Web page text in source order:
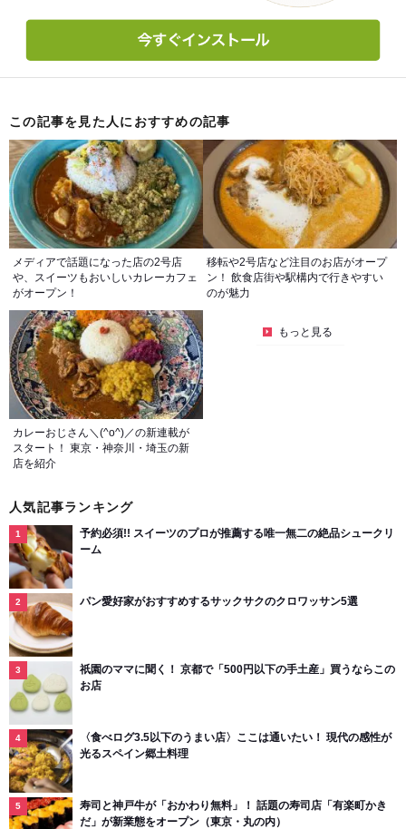
この記事を見た人におすすめの記事
メディアで話題になった店の2号店
や、スイーツもおいしいカレーカフェ
がオープン！
移転や2号店など注目のお店がオープ
ン！ 飲食店街や駅構内で行きやすい
のが魅力
カレーおじさん＼(^o^)／の新連載が
スタート！ 東京・神奈川・埼玉の新
店を紹介
もっと見る
人気記事ランキング
予約必須!! スイーツのプロが推薦する唯一無二の絶品シュークリ
ーム
パン愛好家がおすすめするサックサクのクロワッサン5選
祇園のママに聞く！ 京都で「500円以下の手土産」買うならこの
お店
〈食べログ3.5以下のうまい店〉ここは通いたい！ 現代の感性が
光るスペイン郷土料理
寿司と神戸牛が「おかわり無料」！ 話題の寿司店「有楽町かき
だ」が新業態をオープン（東京・丸の内）